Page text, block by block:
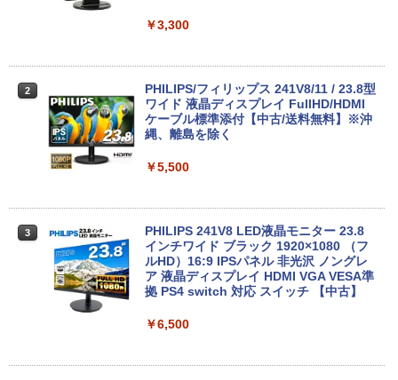
0 | Windows11 | ノートPC | 一年保証 |
第7世代 | Core i5 7200U 2.5(～最大3.1)
GHz | MEM:8GB | HDD:500GB | DVDマ
ルチ | 無線LAN:あり | テンキー | Win11P
中古ノートパソコン 富士通 LIFEBOOK
U938 第7世代 Core i5 Windows11 Pro
Office 2024付き メモリ8GB SSD256G
B/1TB選択可 13.3型 軽量 モバイル ビジ
【★ランキング第1位獲得商品!!★】 デス
クトップパソコン ★店長おまかせ 最新
Windows11 Office付 第六世代 Core-i5
高速 SSD128GB DVDドライブ 中古パソ
￥15,800
【中古デスクトップPC】ESPRIMO D58
B / 2.5" SSD 240GB / Windows 11 / WP
￥16,980
￥3,300
2
PHILIPS/フィリップス 241V8/11 / 23.8型
ワイド 液晶ディスプレイ FullHD/HDMI
ケーブル標準添付【中古/送料無料】※沖
縄、離島を除く
￥5,500
3
PHILIPS 241V8 LED液晶モニター 23.8
インチワイド ブラック 1920×1080 （フ
ルHD）16:9 IPSパネル 非光沢 ノングレ
ア 液晶ディスプレイ HDMI VGA VESA準
拠 PS4 switch 対応 スイッチ 【中古】
￥6,500